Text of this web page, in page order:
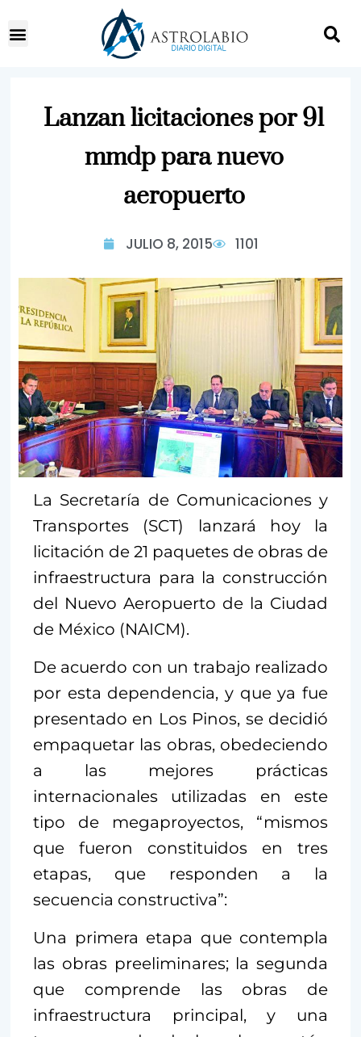
Lanzan licitaciones por 91
mmdp para nuevo
aeropuerto
JULIO 8, 2015 1101
La Secretaría de Comunicaciones y
Transportes (SCT) lanzará hoy la
licitación de 21 paquetes de obras de
infraestructura para la construcción
del Nuevo Aeropuerto de la Ciudad
de México (NAICM).
De acuerdo con un trabajo realizado
por esta dependencia, y que ya fue
presentado en Los Pinos, se decidió
empaquetar las obras, obedeciendo
a las mejores prácticas
internacionales utilizadas en este
tipo de megaproyectos, “mismos
que fueron constituidos en tres
etapas, que responden a la
secuencia constructiva”:
Una primera etapa que contempla
las obras preeliminares; la segunda
que comprende las obras de
infraestructura principal, y una